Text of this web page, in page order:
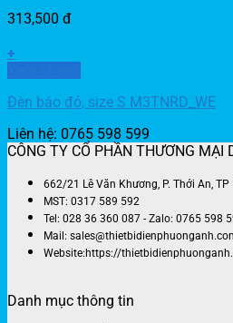
313,500 đ
+
Đèn báo đỏ, size S M3TNRD_WE
Liên hệ: 0765 598 599
CÔNG TY CỔ PHẦN THƯƠNG MẠI
662/21 Lê Văn Khương, P. Thới An,
MST: 0317 589 592
Tel: 028 36 360 087 - Zalo: 0765 598
Mail:
Website:https://
Danh mục thông tin